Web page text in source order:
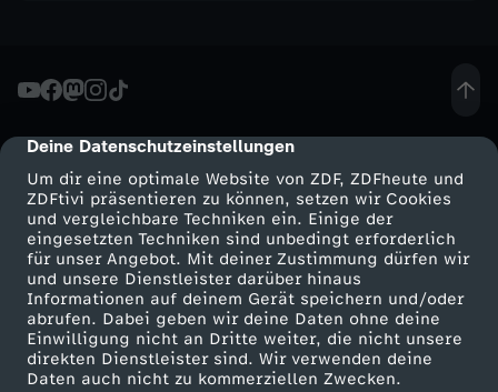
cmp-dialog-description
Deine Datenschutzeinstellungen
Um dir eine optimale Website von ZDF, ZDFheute und
ZDFtivi präsentieren zu können, setzen wir Cookies
und vergleichbare Techniken ein. Einige der
eingesetzten Techniken sind unbedingt erforderlich
für unser Angebot. Mit deiner Zustimmung dürfen wir
und unsere Dienstleister darüber hinaus
Informationen auf deinem Gerät speichern und/oder
abrufen. Dabei geben wir deine Daten ohne deine
Einwilligung nicht an Dritte weiter, die nicht unsere
direkten Dienstleister sind. Wir verwenden deine
Daten auch nicht zu kommerziellen Zwecken.
i
m
B
H
Mehr ZDF
ZDF-Apps
Smart TV
ZDFtext
Service
ZDFmitreden
Kontakt zum ZDF
Tickets